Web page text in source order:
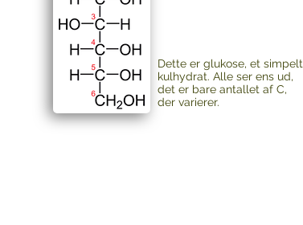
Dette er glukose, et simpelt
kulhydrat. Alle ser ens ud,
det er bare antallet af C,
der varierer.